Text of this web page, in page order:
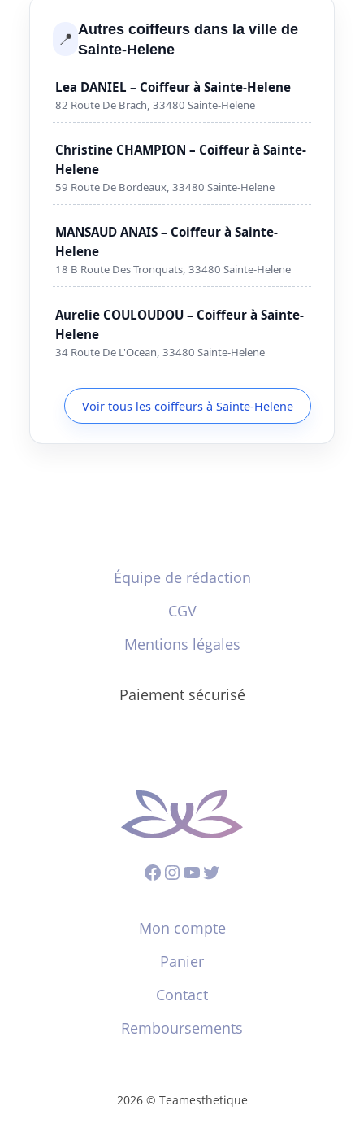
📍 Autres coiffeurs dans la ville de
Sainte-Helene
Lea DANIEL – Coiffeur à Sainte-Helene
82 Route De Brach, 33480 Sainte-Helene
Christine CHAMPION – Coiffeur à Sainte-
Helene
59 Route De Bordeaux, 33480 Sainte-Helene
MANSAUD ANAIS – Coiffeur à Sainte-
Helene
18 B Route Des Tronquats, 33480 Sainte-Helene
Aurelie COULOUDOU – Coiffeur à Sainte-
Helene
34 Route De L'Ocean, 33480 Sainte-Helene
Voir tous les coiffeurs à Sainte-Helene
Équipe de rédaction
CGV
Mentions légales
Paiement sécurisé
Facebook
Instagram
YouTube
Twitter
Mon compte
Panier
Contact
Remboursements
2026 © Teamesthetique